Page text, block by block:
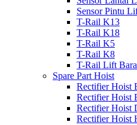
Sensor Pintu
T-Rail K13
T-Rail K18
T-Rail K5
T-Rail K8
T-Rail Lift
Spare Part Hoist
Rectifier Hoist
Rectifier Hoist
Rectifier Hoist
Rectifier Hoist